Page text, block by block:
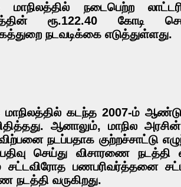
மாநிலத்தில் நடைபெற்ற
ரூ.122.40 கோடி
நடவடிக்கை எடுத்துள்ளது.
மாநிலத்தில் கடந்த 2007-ம் ஆண்டு
ஆனாலும், மாநில
நடப்பதாக குற்றச்சாட்டு
செய்து விசாரணை
சட்டவிரோத பணபரிவர்த்தனை
நடத்தி வருகிறது.